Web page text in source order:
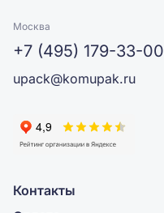
Москва
+7 (495) 179-33-00
upack@komupak.ru
Контакты